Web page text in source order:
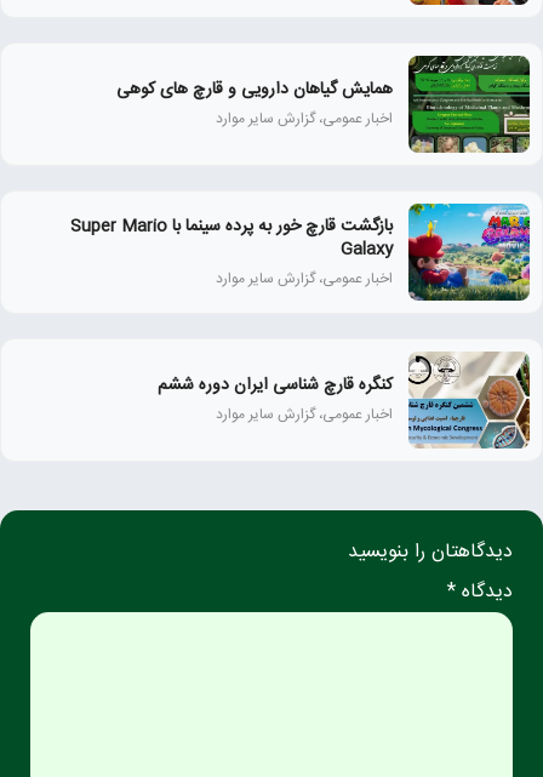
همايش گياهان دارويی و قارچ‌ های كوهی
اخبار عمومی، گزارش سایر موارد
بازگشت قارچ خور به پرده سینما با Super Mario
Galaxy
اخبار عمومی، گزارش سایر موارد
کنگره قارچ شناسی ایران دوره ششم
اخبار عمومی، گزارش سایر موارد
دیدگاهتان را بنویسید
دیدگاه *